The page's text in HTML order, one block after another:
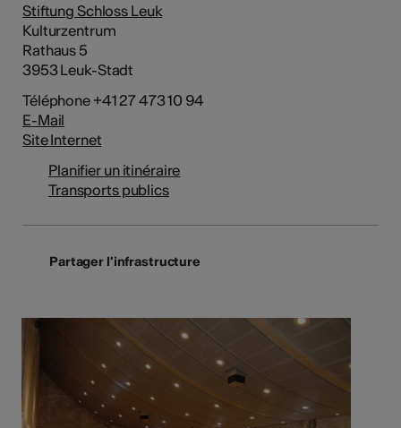
Stiftung Schloss Leuk
Kulturzentrum
Rathaus 5
3953 Leuk-Stadt
Téléphone +41 27 473 10 94
E-Mail
Site Internet
Planifier un itinéraire
Transports publics
Partager l'infrastructure